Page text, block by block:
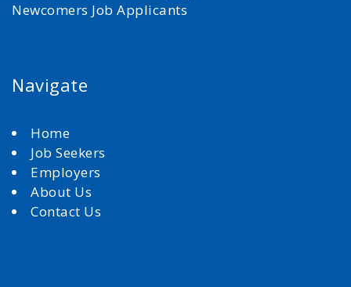
Newcomers Job Applicants
Navigate
Home
Job Seekers
Employers
About Us
Contact Us